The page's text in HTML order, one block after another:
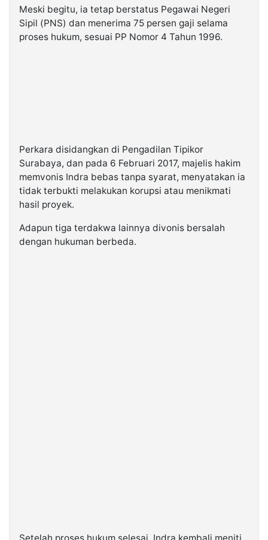
Meski begitu, ia tetap berstatus Pegawai Negeri
Sipil (PNS) dan menerima 75 persen gaji selama
proses hukum, sesuai PP Nomor 4 Tahun 1996.
Perkara disidangkan di Pengadilan Tipikor
Surabaya, dan pada 6 Februari 2017, majelis hakim
memvonis Indra bebas tanpa syarat, menyatakan ia
tidak terbukti melakukan korupsi atau menikmati
hasil proyek.
Adapun tiga terdakwa lainnya divonis bersalah
dengan hukuman berbeda.